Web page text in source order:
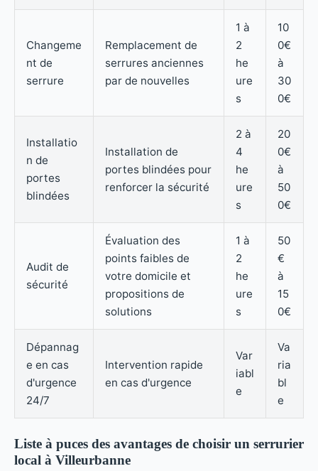
Changeme
nt de
serrure
Remplacement de
serrures anciennes
par de nouvelles
1 à
2
he
ure
s
10
0€
à
30
0€
Installatio
n de
portes
blindées
Installation de
portes blindées pour
renforcer la sécurité
2 à
4
he
ure
s
20
0€
à
50
0€
Audit de
sécurité
Évaluation des
points faibles de
votre domicile et
propositions de
solutions
1 à
2
he
ure
s
50
€
à
15
0€
Dépannag
e en cas
d'urgence
24/7
Intervention rapide
en cas d'urgence
Var
iabl
e
Va
ria
bl
e
Liste à puces des avantages de choisir un serrurier
local à Villeurbanne